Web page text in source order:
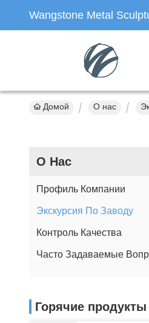
Wangstone Metal
Домой О нас
О Нас
Профиль Компании
Экскурсия По Заводу
Контроль Качества
Часто Задаваемые
Горячие продукты